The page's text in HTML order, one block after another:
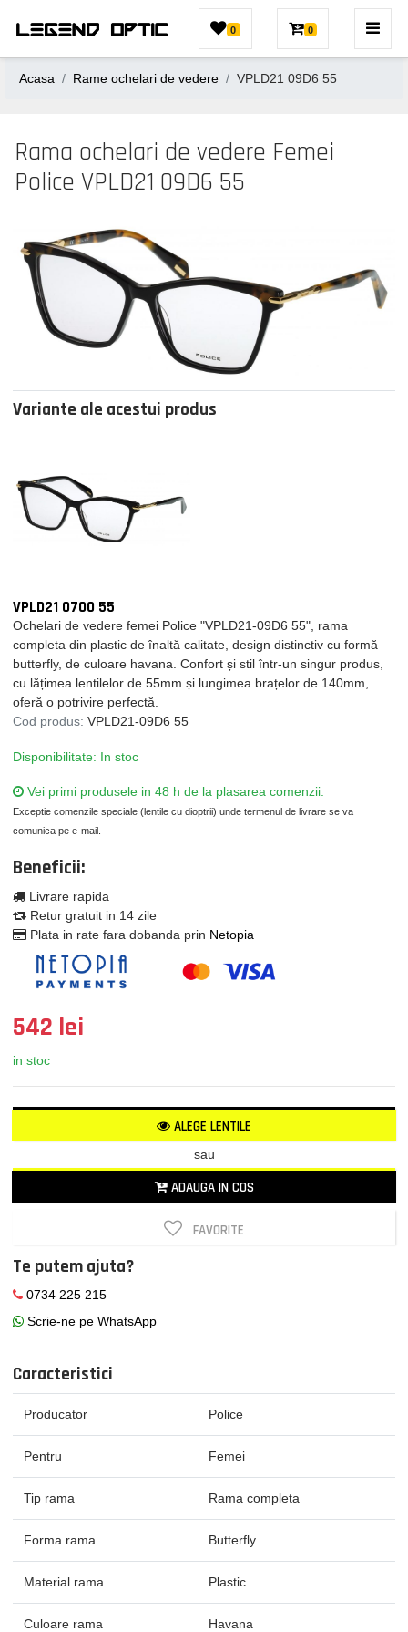
0 0
Acasa Rame ochelari de vedere VPLD21 09D6 55
Rama ochelari de vedere Femei
Police VPLD21 09D6 55
Variante ale acestui produs
VPLD21 0700 55
Ochelari de vedere femei Police "VPLD21-09D6 55", rama
completa din plastic de înaltă calitate, design distinctiv cu formă
butterfly, de culoare havana. Confort și stil într-un singur produs,
cu lățimea lentilelor de 55mm și lungimea brațelor de 140mm,
oferă o potrivire perfectă.
Cod produs: VPLD21-09D6 55
Disponibilitate: In stoc
Vei primi produsele in 48 h de la plasarea comenzii.
Exceptie comenzile speciale (lentile cu dioptrii) unde termenul de livrare se va
comunica pe e-mail.
Beneficii:
Livrare rapida
Retur gratuit in 14 zile
Plata in rate fara dobanda prin Netopia
542 lei
in stoc
ALEGE LENTILE
sau
ADAUGA IN COS
FAVORITE
Te putem ajuta?
0734 225 215
Scrie-ne pe WhatsApp
Caracteristici
Producator Police
Pentru Femei
Tip rama Rama completa
Forma rama Butterfly
Material rama Plastic
Culoare rama Havana